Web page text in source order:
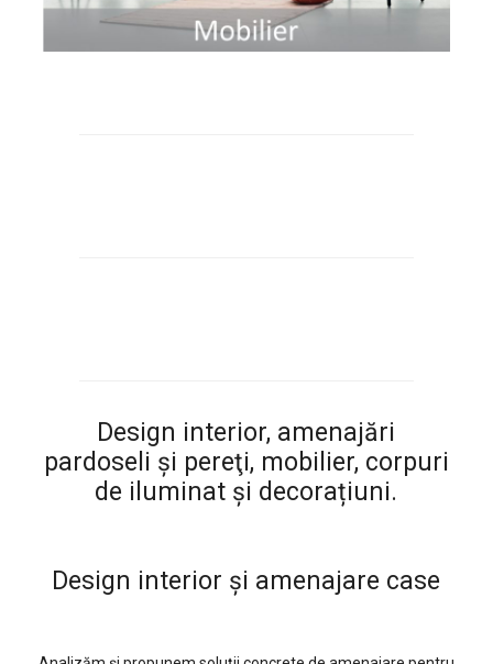
Design interior, amenajări
pardoseli şi pereţi, mobilier, corpuri
de iluminat și decorațiuni.
Design interior şi amenajare case